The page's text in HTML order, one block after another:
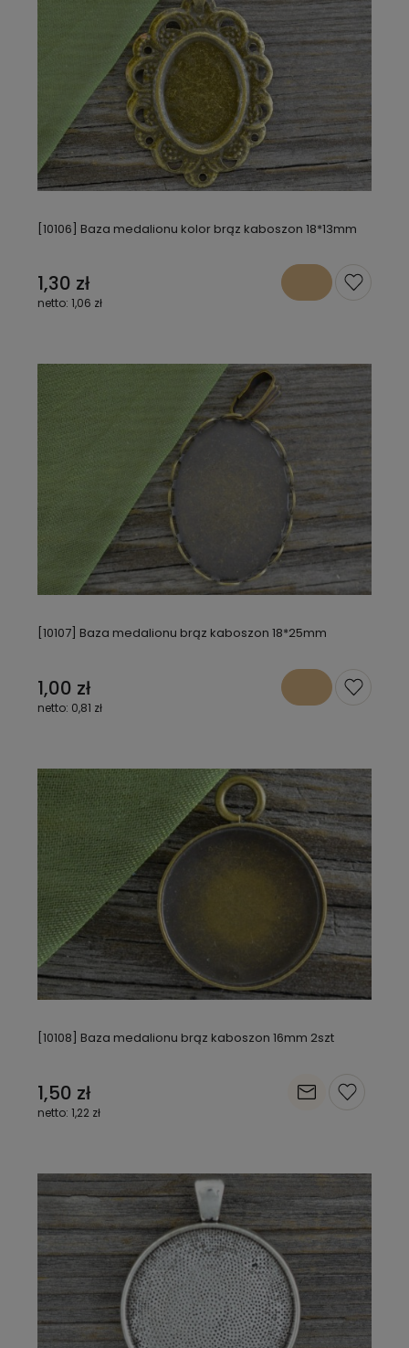
[10106] Baza medalionu kolor brąz kaboszon 18*13mm
1,30 zł
1,06 zł
[10107] Baza medalionu brąz kaboszon 18*25mm
1,00 zł
0,81 zł
[10108] Baza medalionu brąz kaboszon 16mm 2szt
1,50 zł
1,22 zł